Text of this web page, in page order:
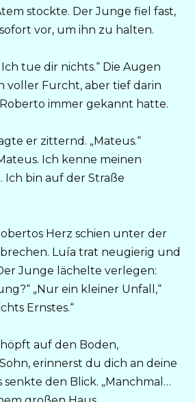
stockte. Der Junge fiel fast,
vor, um ihn zu halten.
tue dir nichts.“ Die Augen
voller Furcht, aber tief darin
Roberto immer gekannt hatte.
er zitternd. „Mateus.“
Ich kenne meinen
Ich bin auf der Straße
Herz schien unter der
Luía trat neugierig und
Junge lächelte verlegen:
„Nur ein kleiner Unfall,“
Ernstes.“
auf den Boden,
erinnerst du dich an deine
senkte den Blick. „Manchmal…